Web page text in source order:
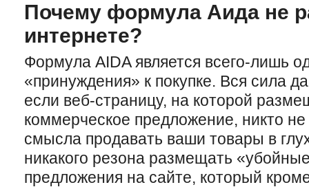
Почему формула Аида не
интернете?
Формула AIDA является всего-лишь
«принуждения» к покупке. Вся сила
если веб-страницу, на которой
коммерческое предложение, никто не
смысла продавать ваши товары в
никакого резона размещать
предложения на сайте, который